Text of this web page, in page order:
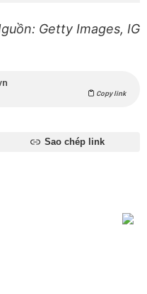
Getty Images, IG
Copy link
Sao chép link